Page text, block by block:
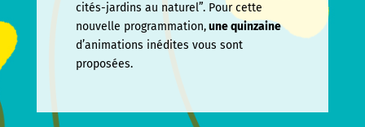
cités-jardins au naturel”. Pour cette
nouvelle programmation,une quinzaine
d’animations inédites vous sont
proposées.